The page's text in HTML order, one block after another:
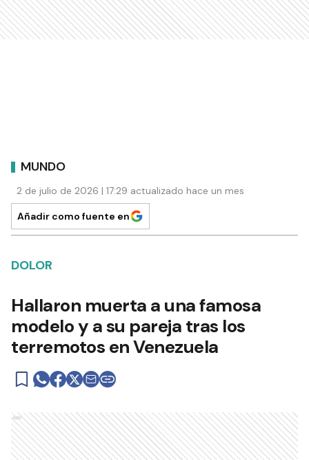
MUNDO
2 de julio de 2026 | 17:29 actualizado hace un mes
Añadir como fuente en
DOLOR
Hallaron muerta a una famosa
modelo y a su pareja tras los
terremotos en Venezuela
Ads